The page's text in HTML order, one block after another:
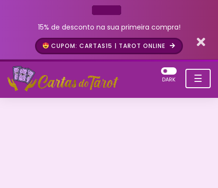
15% de desconto na sua primeira compra!
CUPOM: CARTAS15 | TAROT ONLINE
☰
DARK